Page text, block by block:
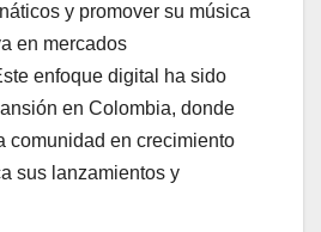
y promover su música
en mercados
enfoque digital ha sido
en Colombia, donde
comunidad en crecimiento
sus lanzamientos y